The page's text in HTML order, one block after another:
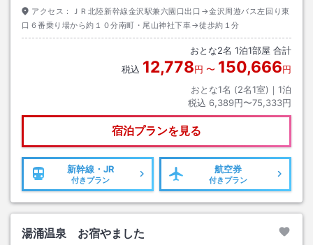
アクセス：
ＪＲ北陸新幹線金沢駅兼六園口出口→金沢周遊バス左回り東
口６番乗り場から約１０分南町・尾山神社下車→徒歩約１分
おとな2名 1泊1部屋 合計
税込 12,778円 〜 150,666円
おとな1名 (2名1室)｜ 1泊
税込 6,389円〜75,333円
宿泊プランを見る
新幹線・JR
付きプラン
航空券
付きプラン
湯涌温泉 お宿やました